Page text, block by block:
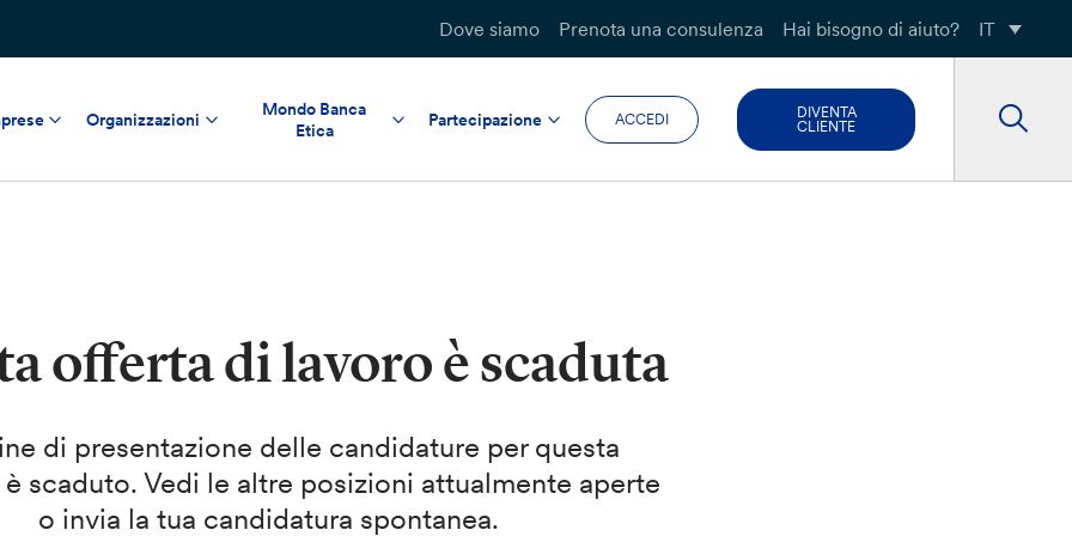
Dove siamo Prenota una consulenza Hai bisogno di aiuto? IT
Organizzazioni
Mondo Banca
Etica
Partecipazione ACCEDI
DIVENTA
CLIENTE
offerta di lavoro è scaduta
di presentazione delle candidature per questa
scaduto. Vedi le altre posizioni attualmente aperte
o invia la tua candidatura spontanea.